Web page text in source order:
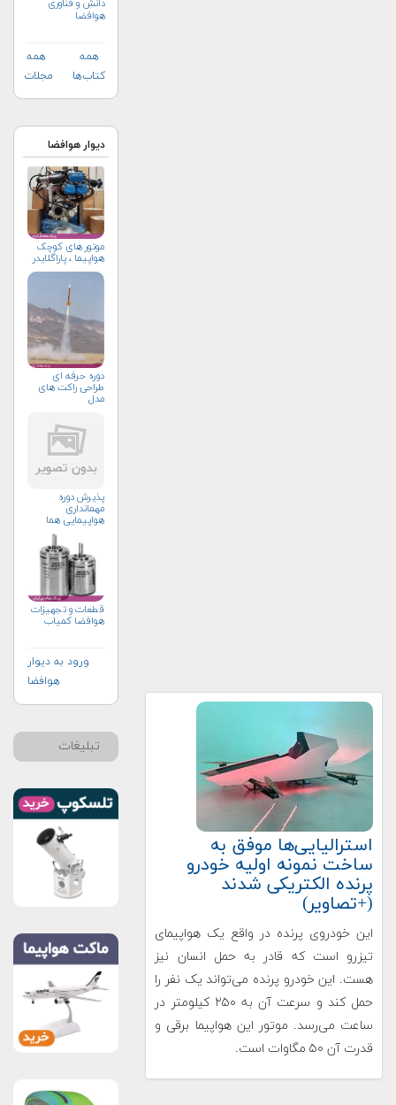
استرالیایی‌ها موفق به
ساخت نمونه اولیه خودرو
پرنده الکتریکی شدند
(+تصاویر)
این خودروی پرنده در واقع یک هواپیمای
تیزرو است که قادر به حمل انسان نیز
هست. این خودرو پرنده می‌تواند یک نفر را
حمل کند و سرعت آن به ۲۵۰ کیلومتر در
ساعت می‌رسد. موتور این هواپیما برقی و
قدرت آن ۵۰ مگاوات است.
دانش و فناوری
هوافضا
همه
کتاب‌ها
همه
مجلات
دیوار هوافضا
موتور های کوچک
هواپیما ، پاراگلایدر
دوره حرفه ای
طراحی راکت های
مدل
پذیرش دوره
مهمانداری
هواپیمایی هما
قطعات و تجهیزات
هوافضا کمیاب
ورود به دیوار
هوافضا
تبلیغات